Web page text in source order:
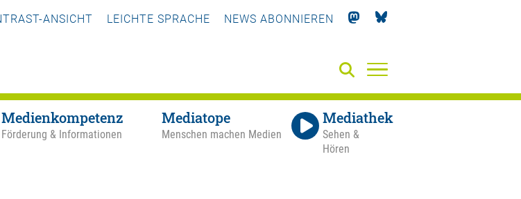
ANSICHT LEICHTE SPRACHE NEWS ABONNIEREN
Medienkompetenz
Förderung & Informationen
Mediatope
Menschen machen Medien
Mediathek
Sehen &
Hören